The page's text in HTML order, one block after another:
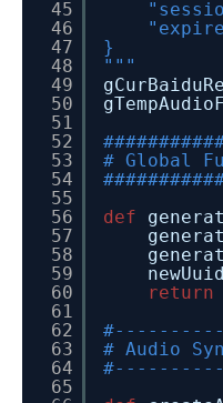
45
46
47
48
49
50
51
52
53
54
55
56
57
58
59
60
61
62
63
64
65
}
"""
# Global
def
return
# Audio